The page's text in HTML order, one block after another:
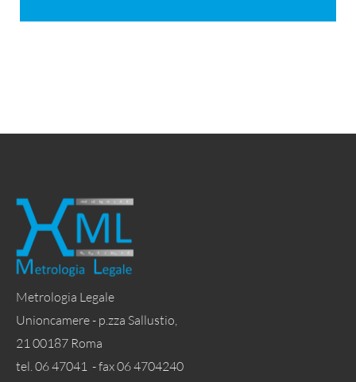
Metrologia Legale
Unioncamere - p.zza Sallustio,
21 00187 Roma
tel. 06 47041 - fax 06 4704240